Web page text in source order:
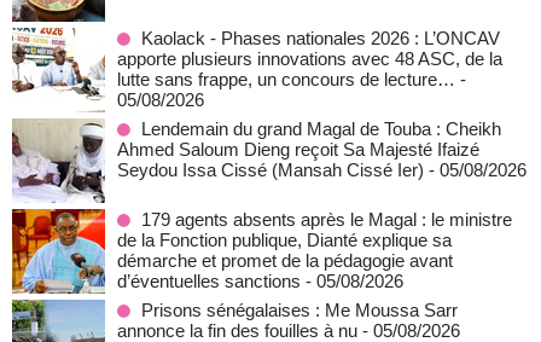
Kaolack - Phases nationales 2026 : L’ONCAV
apporte plusieurs innovations avec 48 ASC, de la
lutte sans frappe, un concours de lecture… -
05/08/2026
Lendemain du grand Magal de Touba : Cheikh
Ahmed Saloum Dieng reçoit Sa Majesté Ifaizé
Seydou Issa Cissé (Mansah Cissé Ier) - 05/08/2026
179 agents absents après le Magal : le ministre
de la Fonction publique, Dianté explique sa
démarche et promet de la pédagogie avant
d’éventuelles sanctions - 05/08/2026
Prisons sénégalaises : Me Moussa Sarr
annonce la fin des fouilles à nu - 05/08/2026